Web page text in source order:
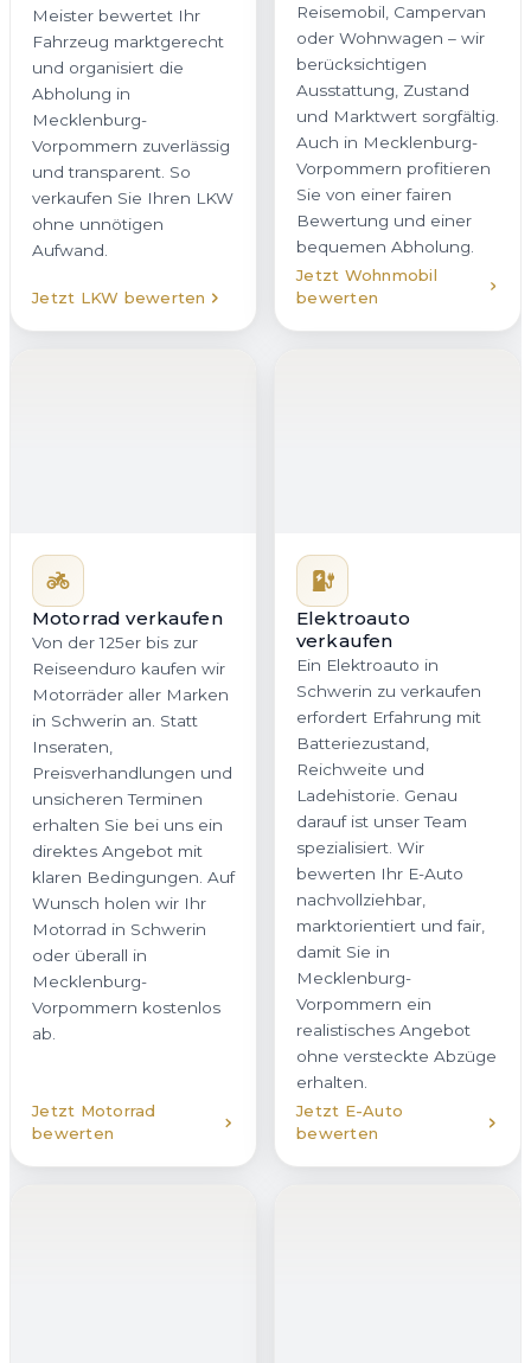
Meister bewertet Ihr
Fahrzeug marktgerecht
und organisiert die
Abholung in
Mecklenburg-
Vorpommern zuverlässig
und transparent. So
verkaufen Sie Ihren LKW
ohne unnötigen
Aufwand.
Jetzt LKW bewerten
Reisemobil, Campervan
oder Wohnwagen – wir
berücksichtigen
Ausstattung, Zustand
und Marktwert sorgfältig.
Auch in Mecklenburg-
Vorpommern profitieren
Sie von einer fairen
Bewertung und einer
bequemen Abholung.
Jetzt Wohnmobil
bewerten
Motorrad verkaufen
Von der 125er bis zur
Reiseenduro kaufen wir
Motorräder aller Marken
in Schwerin an. Statt
Inseraten,
Preisverhandlungen und
unsicheren Terminen
erhalten Sie bei uns ein
direktes Angebot mit
klaren Bedingungen. Auf
Wunsch holen wir Ihr
Motorrad in Schwerin
oder überall in
Mecklenburg-
Vorpommern kostenlos
ab.
Jetzt Motorrad
bewerten
Elektroauto
verkaufen
Ein Elektroauto in
Schwerin zu verkaufen
erfordert Erfahrung mit
Batteriezustand,
Reichweite und
Ladehistorie. Genau
darauf ist unser Team
spezialisiert. Wir
bewerten Ihr E-Auto
nachvollziehbar,
marktorientiert und fair,
damit Sie in
Mecklenburg-
Vorpommern ein
realistisches Angebot
ohne versteckte Abzüge
erhalten.
Jetzt E-Auto
bewerten